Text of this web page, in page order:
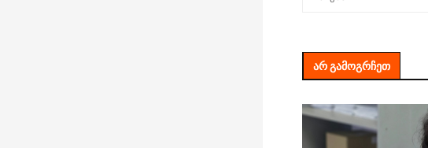
ᲐᲠ ᲒᲐᲛᲝᲒᲠᲩᲔᲗ